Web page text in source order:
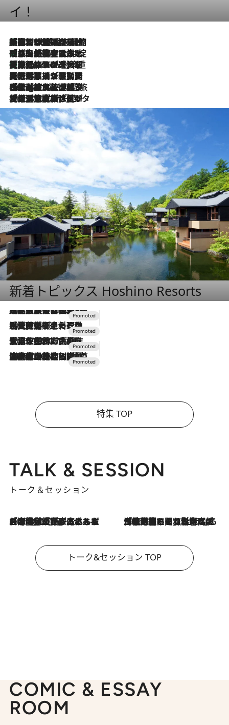
イ！
2026.8.6
「荷物が増えるほど旅ストレスは増す」美容ジャーナリストがたどり着いた最終結論。“化粧品を劇的に減らす”感動の凝縮美容とは
2026.8.6
「旅先には金髪ウィッグを持参」日本と同じメイクでは損してる!? 美容ジャーナリストが提案する“掟破りの旅美容”とは
2026.8.6
【厳選旅コスメ】「身軽さ＆UV対策重視！」ヘアアーティストshucoが選んだ夏旅ベストコスメを発表【Mサイズジップ】
2026.8.5
【厳選旅コスメ】国内をあちこち移動する河井菜摘が選んだ夏旅ベストコスメ発表！「リラックスアイテムはマスト」【Mサイズジップ】
2026.8.4
【厳選旅コスメ】「紫外線＆乾燥対策しながらメイク感も！」ヘア＆メイクGeorgeが選んだ夏旅ベストコスメを発表！【Mサイズジップ】
2026.8.3
【厳選旅コスメ】「保湿もタイパ重視！」“サウナ好き”タレント清水みさとが愛用する夏旅ベストコスメを発表！【Mサイズジップ】
新着トピックス Hoshino Resorts
2026.7.31
【ホテル帰省】という選択肢をOMOが提案。家族とほどよい距離を保つには「昼は実家、夜は気兼ねなくホテルで！」
2026.7.24
【夏限定ディナーコース】旬を迎える稚鮎や花ズッキーニなどをイタリア・トスカーナの郷土料理の手法で満喫！
2026.7.17
「土佐和ハーブかき氷」がOMO7高知に登場！生姜、山椒、大葉など目にも舌にも涼を呼ぶ郷土の味
2026.7.10
NEW OPEN！【界 草津】名湯の地に誕生。趣の異なる2種の温泉と上州ならではの会席・蕎麦割烹など美食を味わう究極の癒やし旅
特集 TOP
TALK & SESSION
トーク＆セッション
2026.8.3
「今後値上げがあるとすれば…」「リスクがあるのは今年の冬」エネルギー専門家が語る、ホルムズ海峡封鎖が家庭にもたらす“ある心配” 2026.8.3
「住宅建てられない…」「サーチャージ料の高値が続いている」ホルムズ海峡封鎖による影響はいつまで続く？《エネルギー専門家に聞く“どうなる日本の暮らし”》
トーク&セッション TOP
COMIC & ESSAY
ROOM